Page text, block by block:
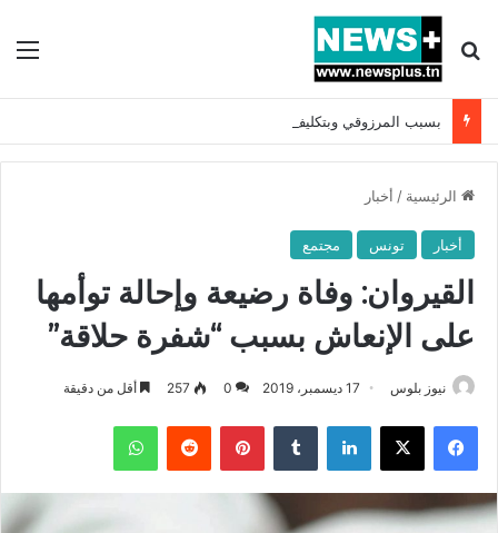
بحث عن
الرئيسية / أخبار
أخبار تونس مجتمع
القيروان: وفاة رضيعة وإحالة توأمها
على الإنعاش بسبب “شفرة حلاقة”
نيوز بلوس 17 ديسمبر، 2019 0
257 أقل من دقيقة
فيسبوك X لينكدإن بينتيريست واتساب